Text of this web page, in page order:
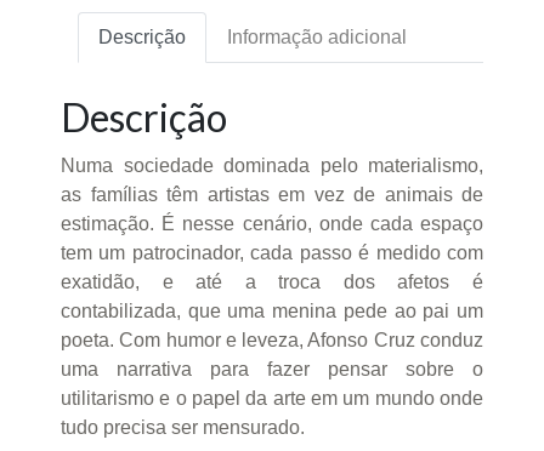
Descrição Informação adicional
Descrição
Numa sociedade dominada pelo materialismo,
as famílias têm artistas em vez de animais de
estimação. É nesse cenário, onde cada espaço
tem um patrocinador, cada passo é medido com
exatidão, e até a troca dos afetos é
contabilizada, que uma menina pede ao pai um
poeta. Com humor e leveza, Afonso Cruz conduz
uma narrativa para fazer pensar sobre o
utilitarismo e o papel da arte em um mundo onde
tudo precisa ser mensurado.